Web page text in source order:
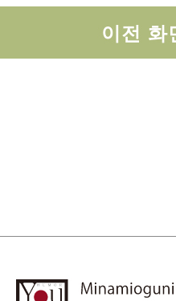
이전 화